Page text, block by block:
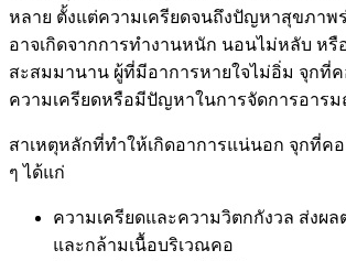
หลาย ตั้งแต่ความเครียดจนถึงปัญหาสุขภาพ
อาจเกิดจากการทำงานหนัก นอนไม่หลับ หรื
สะสมมานาน ผู้ที่มีอาการหายใจไม่อิ่ม จุกที่
ความเครียดหรือมีปัญหาในการจัดการอาร
สาเหตุหลักที่ทำให้เกิดอาการแน่นอก จุกที่คอ
ๆ ได้แก่
ความเครียดและความวิตกกังวล ส่งผ
และกล้ามเนื้อบริเวณคอ